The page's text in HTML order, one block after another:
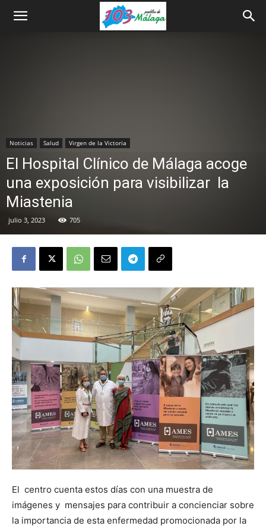
Noticias Salud Virgen de la Victoria
El Hospital Clínico de Málaga acoge
una exposición para visibilizar la
Miastenia
julio 3, 2023 705
El centro cuenta estos días con una muestra de
imágenes y mensajes para contribuir a concienciar sobre
la importancia de esta enfermedad promocionada por la